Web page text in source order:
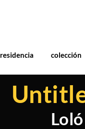
residencia colección